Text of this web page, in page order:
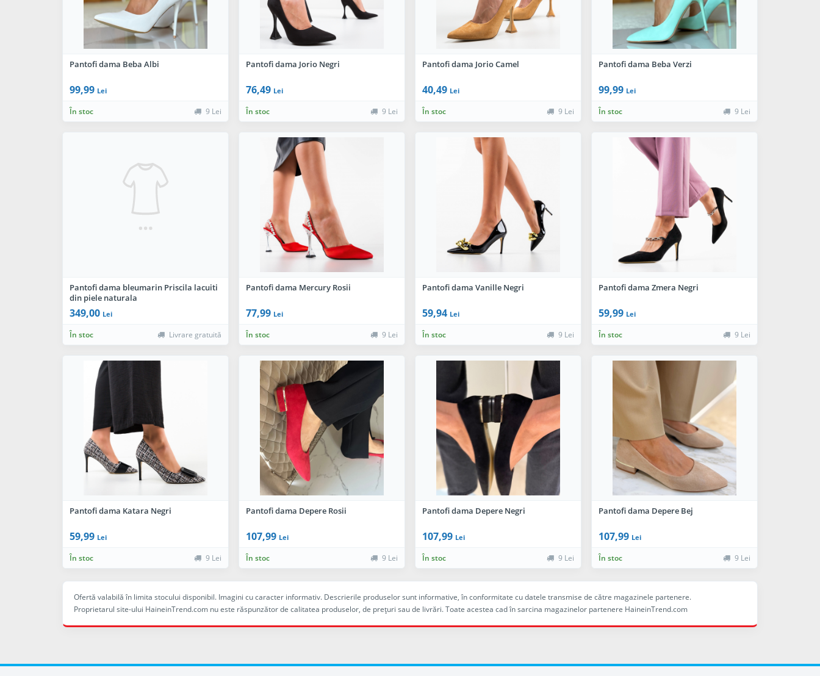
Pantofi dama Beba Albi
99,99 Lei
În stoc 9 Lei
Pantofi dama Jorio Negri
76,49 Lei
În stoc 9 Lei
Pantofi dama Jorio Camel
40,49 Lei
În stoc 9 Lei
Pantofi dama Beba Verzi
99,99 Lei
În stoc 9 Lei
Pantofi dama bleumarin Priscila lacuiti
din piele naturala
349,00 Lei
În stoc Livrare gratuită
Pantofi dama Mercury Rosii
77,99 Lei
În stoc 9 Lei
Pantofi dama Vanille Negri
59,94 Lei
În stoc 9 Lei
Pantofi dama Zmera Negri
59,99 Lei
În stoc 9 Lei
Pantofi dama Katara Negri
59,99 Lei
În stoc 9 Lei
Pantofi dama Depere Rosii
107,99 Lei
În stoc 9 Lei
Pantofi dama Depere Negri
107,99 Lei
În stoc 9 Lei
Pantofi dama Depere Bej
107,99 Lei
În stoc 9 Lei
Ofertă valabilă în limita stocului disponibil. Imagini cu caracter informativ. Descrierile produselor sunt informative, în conformitate cu datele transmise de către magazinele partenere.
Proprietarul site-ului HaineinTrend.com nu este răspunzător de calitatea produselor, de preţuri sau de livrări. Toate acestea cad în sarcina magazinelor partenere HaineinTrend.com